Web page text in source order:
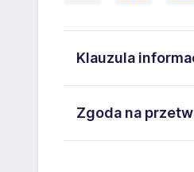
Klauzula
43-300 Bielsko-
Zgoda na